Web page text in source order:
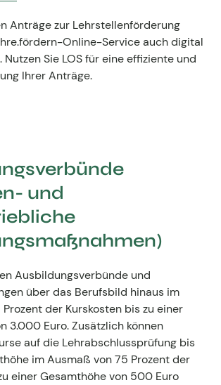
Anträge zur Lehrstellenförderung
Online-Service auch digital
Sie LOS für eine effiziente und
Ihrer Anträge.
und
Ausbildungsverbünde und
über das Berufsbild hinaus im
der Kurskosten bis zu einer
3.000 Euro. Zusätzlich können
auf die Lehrabschlussprüfung bis
im Ausmaß von 75 Prozent der
einer Gesamthöhe von 500 Euro